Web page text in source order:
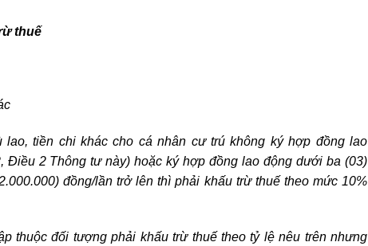
thuế
lao, tiền chi khác cho cá nhân cư trú không ký hợp đồng lao
Điều 2 Thông tư này) hoặc ký hợp đồng lao động dưới ba (03)
đồng/lần trở lên thì phải khấu trừ thuế theo mức 10%
thuộc đối tượng phải khấu trừ thuế theo tỷ lệ nêu trên nhưng